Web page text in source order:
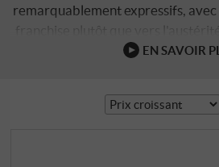
remarquablement expressifs, avec
franchise plutôt que vers
puissance et le potentiel de
précédentes. Comparé au
le 2021 est tout aussi structuré,
EN SAVOIR